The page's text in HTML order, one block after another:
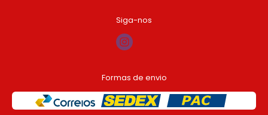
Siga-nos
Formas de envio